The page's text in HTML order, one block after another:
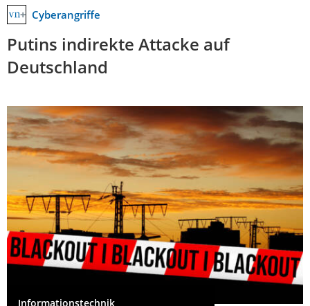
Cyberangriffe
Putins indirekte Attacke auf
Deutschland
Informationstechnik